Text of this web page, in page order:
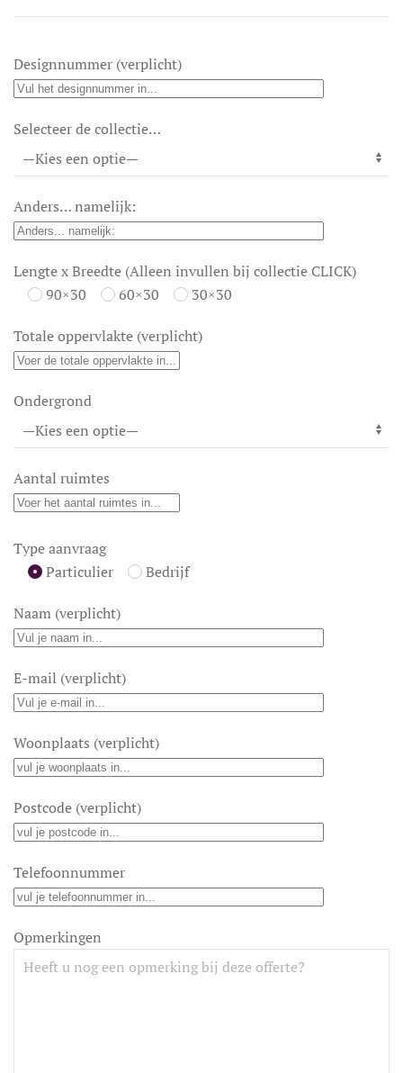
Designnummer (verplicht)
Selecteer de collectie…
Anders… namelijk:
Lengte x Breedte (Alleen invullen bij collectie CLICK)
90×30
60×30 30×30
Totale oppervlakte (verplicht)
Ondergrond
Aantal ruimtes
Type aanvraag
Particulier
Bedrijf
Naam (verplicht)
E-mail (verplicht)
Woonplaats (verplicht)
Postcode (verplicht)
Telefoonnummer
Opmerkingen